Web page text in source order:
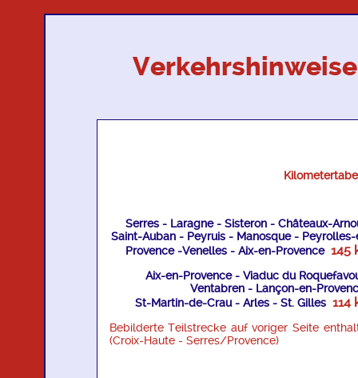
Verkehrshinweise
Serres - Laragne - Sisteron - Châteaux-
Saint-Auban - Peyruis - Manosque - Peyrolles-
Provence -Venelles - Aix-en-Provence145
Aix-en-Provence - Viaduc du
Ventabren - Lançon-en-
St-Martin-de-Crau - Arles - St. Gilles114
Bebilderte Teilstrecke auf voriger Seite
(Croix-Haute - Serres/Provence)